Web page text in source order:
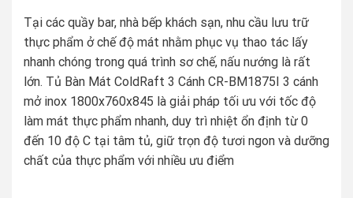
Tại các quầy bar, nhà bếp khách sạn, nhu cầu lưu trữ
thực phẩm ở chế độ mát nhằm phục vụ thao tác lấy
nhanh chóng trong quá trình sơ chế, nấu nướng là rất
lớn. Tủ Bàn Mát ColdRaft 3 Cánh CR-BM1875I 3 cánh
mở inox 1800x760x845 là giải pháp tối ưu với tốc độ
làm mát thực phẩm nhanh, duy trì nhiệt ổn định từ 0
đến 10 độ C tại tâm tủ, giữ trọn độ tươi ngon và dưỡng
chất của thực phẩm với nhiều ưu điểm